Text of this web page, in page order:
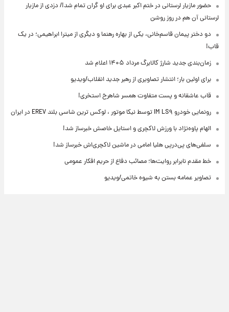
حضور مازیار لرستانی در ختم اکبر عبدی برای او گران تمام شد!/ دزدی از مازیار
لرستانی آن هم در روز روشن
دو دختر پیمان قاسم‌خانی، یکی از بهاره رهنما و دیگری از میترا ابراهیمی؛ در یک
قاب!
زمان‌بندی جدید شارژ کالابرگ مرداد ۱۴۰۵ اعلام شد
برای اولین بار؛ انتشار تصاویری از رهبر جدید انقلاب/ویدیو
قاب عاشقانه و پست متفاوت همسر شاهرخ استخری!
رونمایی خودرو IM LS۹ توسط نیکا موتور ، لوکس ترین شاسی بلند EREV در ایران
الهام پاوه‌نژاد با ورزش لاکچری و استایل خاصش خبرساز شد!
سلفی‌های پی‌درپی هلیا امامی در ماشین لاکچری‌اش خبرساز شد!
خط مقدم نابرابر روایت‌ها؛ مصائب دفاع از حریم افکار عمومی
تصاویر عمامه بستن به شیوه خاتمی/ویدیو